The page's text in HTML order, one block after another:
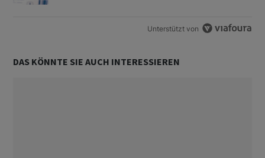
Unterstützt von
DAS KÖNNTE SIE AUCH INTERESSIEREN